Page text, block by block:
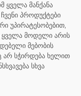
ყველა მანქანა
პროდუქტები
უპირატესობებით,
ყველა მოდელი არის
მებობის
სჭირდება ხელით
სხვა